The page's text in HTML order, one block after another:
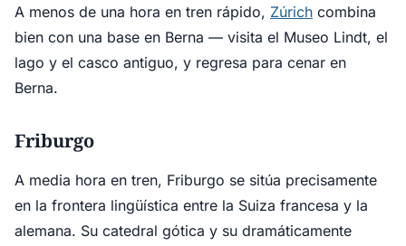
A menos de una hora en tren rápido, Zúrich combina
bien con una base en Berna — visita el Museo Lindt, el
lago y el casco antiguo, y regresa para cenar en
Berna.
Friburgo
A media hora en tren, Friburgo se sitúa precisamente
en la frontera lingüística entre la Suiza francesa y la
alemana. Su catedral gótica y su dramáticamente